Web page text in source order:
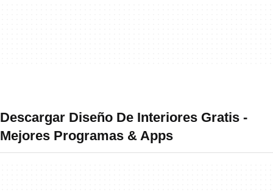
Descargar Diseño De Interiores Gratis -
Mejores Programas & Apps